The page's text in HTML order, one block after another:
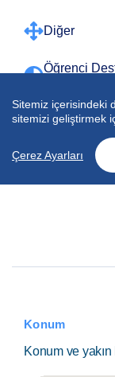
Diğer
Öğrenci
TOPLU TAŞIMA
Otobüs
Özel
Konum
Konum ve
Sitemiz içerisindeki
sitemizi geliştirmek
Çerez Ayarları